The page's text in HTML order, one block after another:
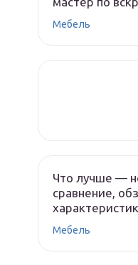
Мебель
Что лучше —
сравнение,
Мебель